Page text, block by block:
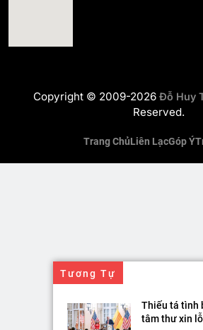
Tương Tự
Thiếu tá tình
tâm thư xin
Copyright © 2009-2026 Đỗ Huy
Reserved.
Trang ChủLiên LạcGóp Ý